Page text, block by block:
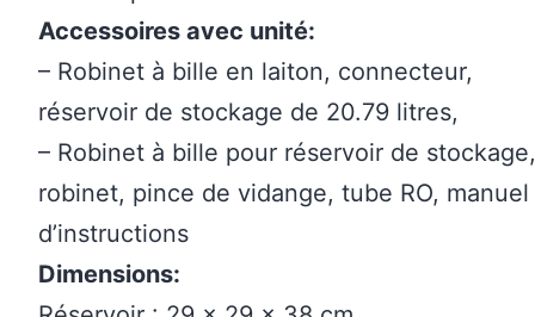
Accessoires avec unité:
– Robinet à bille en laiton, connecteur,
réservoir de stockage de 20.79 litres,
– Robinet à bille pour réservoir de stockage,
robinet, pince de vidange, tube RO, manuel
d’instructions
Dimensions: